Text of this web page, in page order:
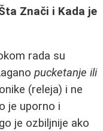
Znači i Kada je
rada su
pucketanje ili
(releja) i ne
je uporno i
je ozbiljnije ako